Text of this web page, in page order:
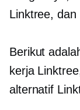
Linktree, dan
Berikut
kerja
alternatif